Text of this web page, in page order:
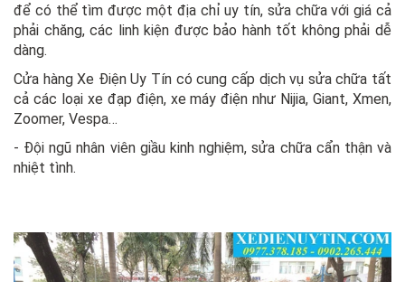
để có thể tìm được một địa chỉ uy tín, sửa chữa với giá cả
phải chăng, các linh kiện được bảo hành tốt không phải dễ
dàng.
Cửa hàng Xe Điện Uy Tín có cung cấp dịch vụ sửa chữa tất
cả các loại xe đạp điện, xe máy điện như Nijia, Giant, Xmen,
Zoomer, Vespa…
- Đội ngũ nhân viên giầu kinh nghiệm, sửa chữa cẩn thận và
nhiệt tình.